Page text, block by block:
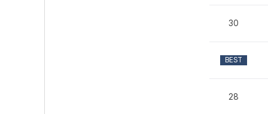
30
BEST
28